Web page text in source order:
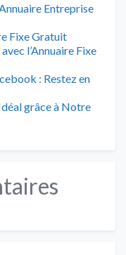
Entreprise
Fixe Gratuit
l’Annuaire Fixe
: Restez en
grâce à Notre